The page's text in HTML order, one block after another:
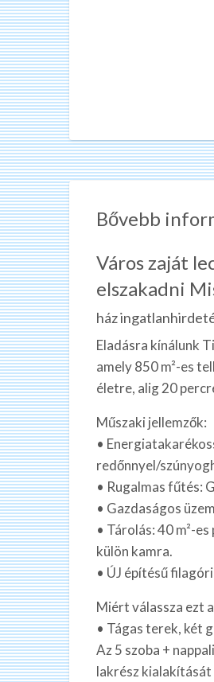
Bővebb
Város zaját
elszakadni
ház
Eladásra kínálunk
amely 850 m²-es
életre, alig 20
Műszaki jellemzők:
•
redőnnyel/
• Rugalmas fűtés:
• Gazdaságos
• Tárolás: 40 m²-
külön kamra.
• ÚJ építésű
Miért válassza ezt
• Tágas terek, két
Az 5 szoba +
lakrész kialakítását